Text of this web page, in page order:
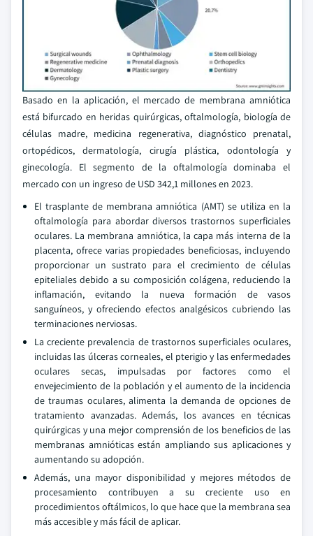
Basado en la aplicación, el mercado de membrana amniótica
está bifurcado en heridas quirúrgicas, oftalmología, biología de
células madre, medicina regenerativa, diagnóstico prenatal,
ortopédicos, dermatología, cirugía plástica, odontología y
ginecología. El segmento de la oftalmología dominaba el
mercado con un ingreso de USD 342,1 millones en 2023.
El trasplante de membrana amniótica (AMT) se utiliza en la
oftalmología para abordar diversos trastornos superficiales
oculares. La membrana amniótica, la capa más interna de la
placenta, ofrece varias propiedades beneficiosas, incluyendo
proporcionar un sustrato para el crecimiento de células
epiteliales debido a su composición colágena, reduciendo la
inflamación, evitando la nueva formación de vasos
sanguíneos, y ofreciendo efectos analgésicos cubriendo las
terminaciones nerviosas.
La creciente prevalencia de trastornos superficiales oculares,
incluidas las úlceras corneales, el pterigio y las enfermedades
oculares secas, impulsadas por factores como el
envejecimiento de la población y el aumento de la incidencia
de traumas oculares, alimenta la demanda de opciones de
tratamiento avanzadas. Además, los avances en técnicas
quirúrgicas y una mejor comprensión de los beneficios de las
membranas amnióticas están ampliando sus aplicaciones y
aumentando su adopción.
Además, una mayor disponibilidad y mejores métodos de
procesamiento contribuyen a su creciente uso en
procedimientos oftálmicos, lo que hace que la membrana sea
más accesible y más fácil de aplicar.